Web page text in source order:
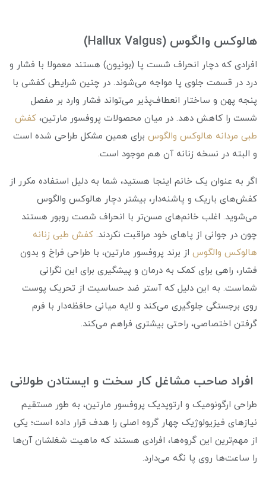
هالوکس والگوس (Hallux Valgus)
افرادی که دچار انحراف شست پا (بونیون) هستند معمولا با فشار و
درد در قسمت جلوی پا مواجه می‌شوند. در چنین شرایطی کفشی با
پنجه پهن و ساختار انعطاف‌پذیر می‌تواند فشار وارد بر مفصل
شست را کاهش دهد. در میان محصولات پروفسور مارتین، کفش
طبی مردانه هالوکس والگوس برای همین مشکل طراحی شده‌ است
و البته در نسخه زنانه آن هم موجود است.
اگر به عنوان یک خانم اینجا هستید، شما به دلیل استفاده مکرر از
کفش‌های باریک و پاشنه‌دار، بیشتر دچار هالوکس والگوس
می‌شوید. اغلب خانم‌های مسن‌تر با انحراف شصت روبور هستند
چون در جوانی از پاهای خود مراقبت نکردند. کفش طبی زنانه
هالوکس والگوس از برند پروفسور مارتین، با طراحی فراخ و بدون
فشار، راهی برای کمک به درمان و پیشگیری برای این نگرانی
شماست. به این دلیل که آستر ضد حساسیت از تحریک پوست
روی برجستگی جلوگیری می‌کند و لایه میانی حافظه‌دار با فرم
گرفتن اختصاصی، راحتی بیشتری فراهم می‌کند.
افراد صاحب مشاغل کار سخت و ایستادن طولانی
طراحی ارگونومیک و ارتوپدیک پروفسور مارتین، به طور مستقیم
نیازهای فیزیولوژیک چهار گروه اصلی را هدف قرار داده است؛ یکی
از مهم‌ترین این گروه‌ها، افرادی هستند که ماهیت شغلشان آن‌ها
را ساعت‌ها روی پا نگه می‌دارد.